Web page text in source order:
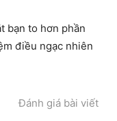
bạn to hơn phần
điều ngạc nhiên
Đánh giá bài viết